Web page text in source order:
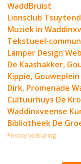
WaddBruist
Lionsclub
Muziek in
Tekstueel-
Lamper Design
De Kaashakker,
Kippie,
Dirk, Promenade
Cultuurhuys De
Waddinxveense
Bibliotheek De
Privacy verklaring